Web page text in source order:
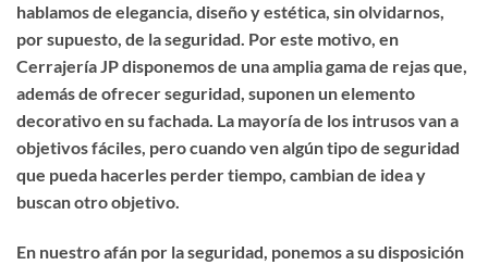
hablamos de elegancia, diseño y estética, sin olvidarnos,
por supuesto, de la seguridad. Por este motivo, en
Cerrajería JP disponemos de una amplia gama de rejas que,
además de ofrecer seguridad, suponen un elemento
decorativo en su fachada. La mayoría de los intrusos van a
objetivos fáciles, pero cuando ven algún tipo de seguridad
que pueda hacerles perder tiempo, cambian de idea y
buscan otro objetivo.
En nuestro afán por la seguridad, ponemos a su disposición